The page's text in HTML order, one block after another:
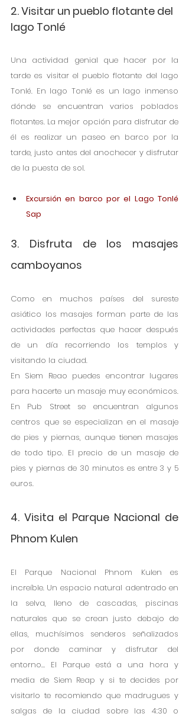
2. Visitar un pueblo flotante del
lago Tonlé
Una actividad genial que hacer por la
tarde es visitar el pueblo flotante del lago
Tonlé. En lago Tonlé es un lago inmenso
dónde se encuentran varios poblados
flotantes. La mejor opción para disfrutar de
él es realizar un paseo en barco por la
tarde, justo antes del anochecer y disfrutar
de la puesta de sol.
Excursión en barco por el Lago Tonlé
Sap
3. Disfruta de los masajes
camboyanos
Como en muchos países del sureste
asiático los masajes forman parte de las
actividades perfectas que hacer después
de un día recorriendo los templos y
visitando la ciudad.
En Siem Reao puedes encontrar lugares
para hacerte un masaje muy económicos.
En Pub Street se encuentran algunos
centros que se especializan en el masaje
de pies y piernas, aunque tienen masajes
de todo tipo. El precio de un masaje de
pies y piernas de 30 minutos es entre 3 y 5
euros.
4. Visita el Parque Nacional de
Phnom Kulen
El Parque Nacional Phnom Kulen es
increíble. Un espacio natural adentrado en
la selva, lleno de cascadas, piscinas
naturales que se crean justo debajo de
ellas, muchísimos senderos señalizados
por donde caminar y disfrutar del
entorno… El Parque está a una hora y
media de Siem Reap y si te decides por
visitarlo te recomiendo que madrugues y
salgas de la ciudad sobre las 4:30 o